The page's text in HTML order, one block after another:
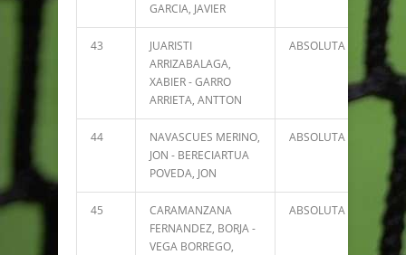
GARCIA, JAVIER
43
JUARISTI
ARRIZABALAGA,
XABIER - GARRO
ARRIETA, ANTTON
ABSOLUTA 3825
44
NAVASCUES MERINO,
JON - BERECIARTUA
POVEDA, JON
ABSOLUTA
45
CARAMANZANA
FERNANDEZ, BORJA -
VEGA BORREGO,
ABSOLUTA 3686